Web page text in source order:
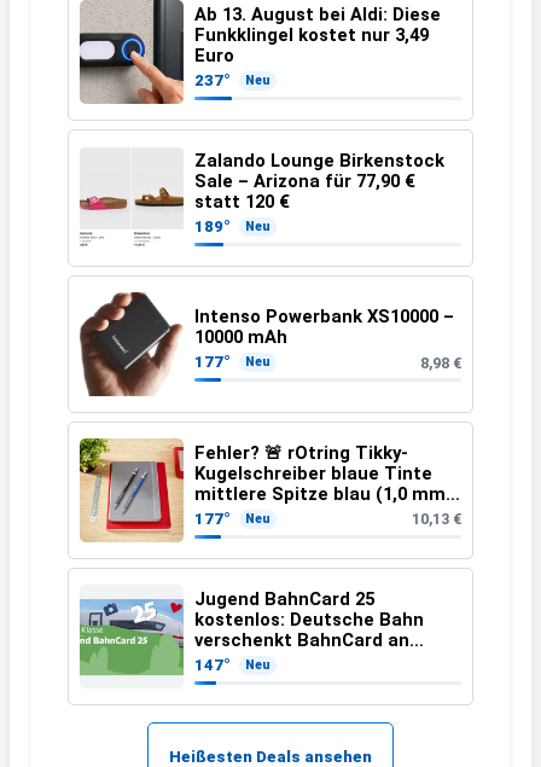
Ab 13. August bei Aldi: Diese
Funkklingel kostet nur 3,49
Euro
237° Neu
Zalando Lounge Birkenstock
Sale – Arizona für 77,90 €
statt 120 €
189° Neu
Intenso Powerbank XS10000 –
10000 mAh
177° Neu 8,98 €
Fehler? 🚨 rOtring Tikky-
Kugelschreiber blaue Tinte
mittlere Spitze blau (1,0 mm –
12 Stück)
177° Neu 10,13 €
Jugend BahnCard 25
kostenlos: Deutsche Bahn
verschenkt BahnCard an
Kinder und Jugendliche
147° Neu
Heißesten Deals ansehen